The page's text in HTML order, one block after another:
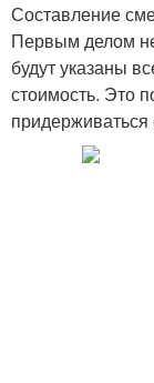
Составление
Первым делом
будут указаны
стоимость. Это